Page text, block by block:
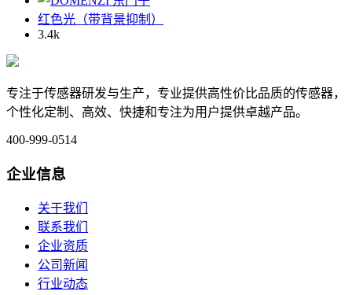
红色光（带背景抑制）
3.4k
专注于传感器研发与生产，专业提供高性价比品质的传感器，
个性化定制、高效、快捷和专注为用户提供卓越产品。
400-999-0514
企业信息
关于我们
联系我们
企业资质
公司新闻
行业动态